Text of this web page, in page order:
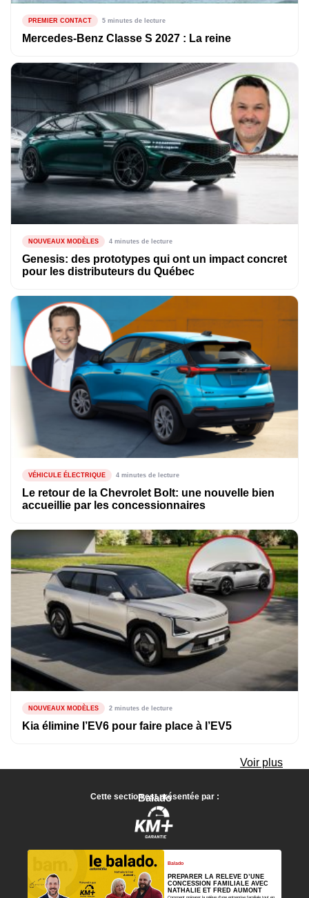
PREMIER CONTACT 5 minutes de lecture
Mercedes-Benz Classe S 2027 : La reine
NOUVEAUX MODÈLES 4 minutes de lecture
Genesis: des prototypes qui ont un impact concret
pour les distributeurs du Québec
VÉHICULE ÉLECTRIQUE 4 minutes de lecture
Le retour de la Chevrolet Bolt: une nouvelle bien
accueillie par les concessionnaires
NOUVEAUX MODÈLES 2 minutes de lecture
Kia élimine l’EV6 pour faire place à l’EV5
Voir plus
Balado
Cette section est présentée par :
Balado
PRÉPARER LA RELÈVE D’UNE
CONCESSION FAMILIALE AVEC
NATHALIE ET FRED AUMONT
Comment préparer la relève d’une entreprise familiale tout en